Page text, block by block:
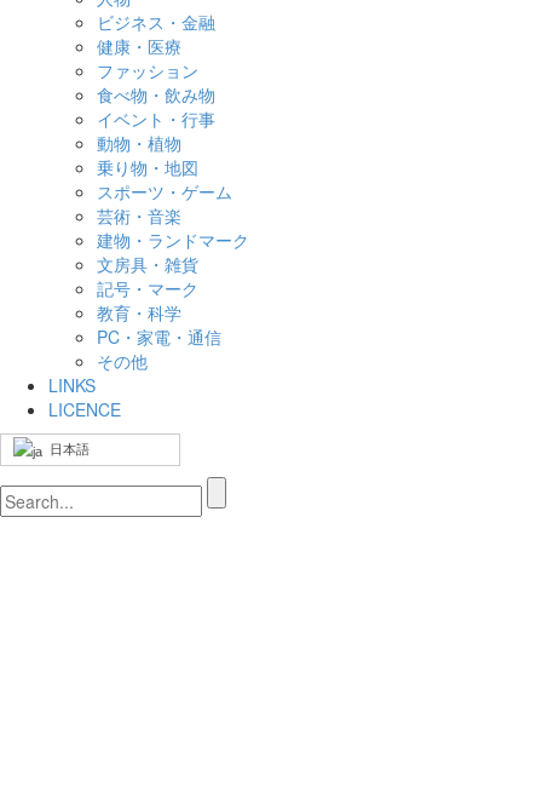
ビジネス・金融
健康・医療
ファッション
食べ物・飲み物
イベント・行事
動物・植物
乗り物・地図
スポーツ・ゲーム
芸術・音楽
建物・ランドマーク
文房具・雑貨
記号・マーク
教育・科学
PC・家電・通信
その他
LINKS
LICENCE
日本語